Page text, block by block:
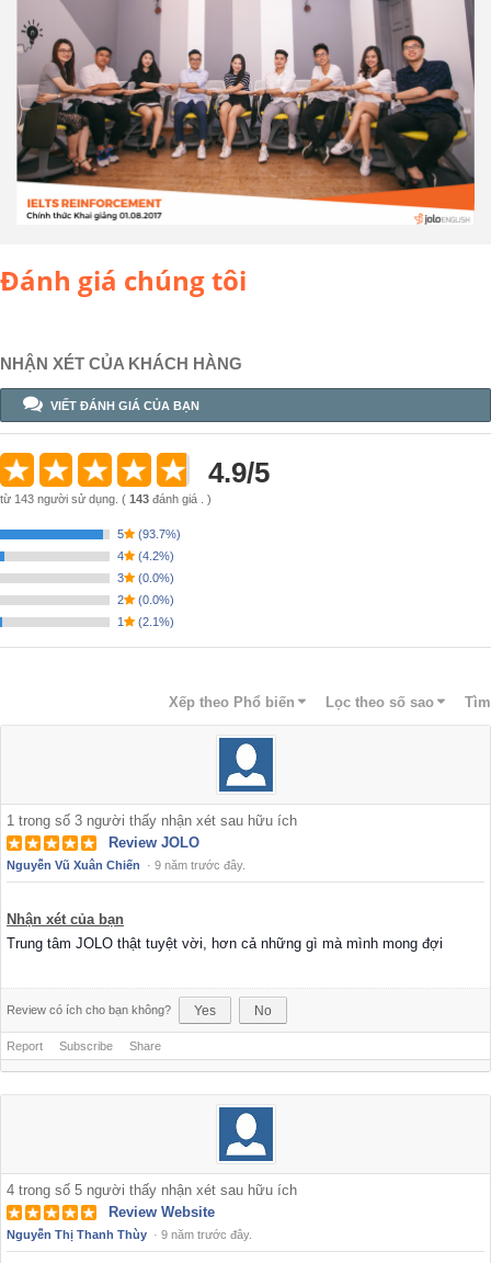
Đánh giá chúng tôi
NHẬN XÉT CỦA KHÁCH HÀNG
VIẾT ĐÁNH GIÁ CỦA BẠN
4.9/5
từ 143 người sử dụng. ( 143 đánh giá . )
5 (93.7%)
4
(4.2%)
3
(0.0%)
2
(0.0%)
1
(2.1%)
Tìm
Lọc theo số sao
Xếp theo Phổ biến
1 trong số 3 người thấy nhận xét sau hữu ích
Review JOLO
Nguyễn Vũ Xuân Chiến · 9 năm trước đây.
Nhận xét của bạn
Trung tâm JOLO thật tuyệt vời, hơn cả những gì mà mình mong đợi
Review có ích cho bạn không? Yes No
Report Subscribe Share
4 trong số 5 người thấy nhận xét sau hữu ích
Review Website
Nguyễn Thị Thanh Thùy · 9 năm trước đây.